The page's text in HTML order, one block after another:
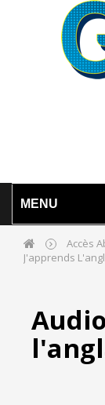
MENU
Accès
J'apprends